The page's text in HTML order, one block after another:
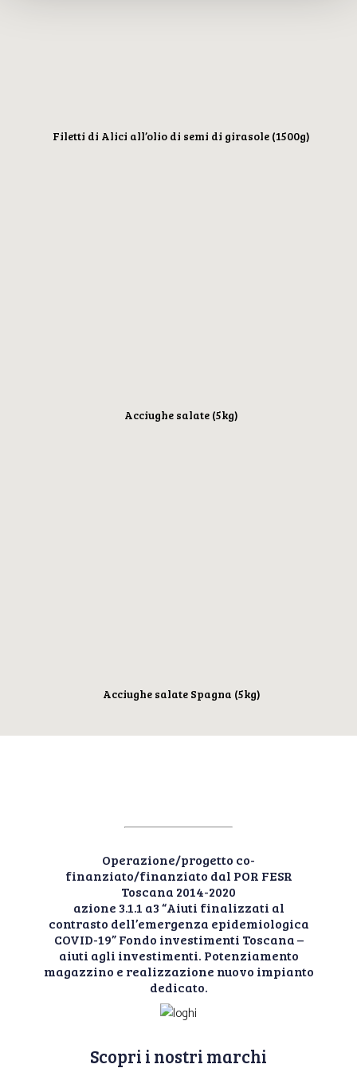
Filetti di Alici all’olio di semi di girasole (1500g)
Acciughe salate (5kg)
Acciughe salate Spagna (5kg)
Operazione/progetto co-
finanziato/finanziato dal POR FESR
Toscana 2014-2020
azione 3.1.1 a3 “Aiuti finalizzati al
contrasto dell’emergenza epidemiologica
COVID-19” Fondo investimenti Toscana –
aiuti agli investimenti. Potenziamento
magazzino e realizzazione nuovo impianto
dedicato.
Scopri i nostri marchi